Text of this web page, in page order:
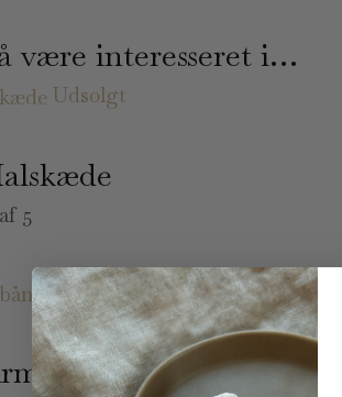
være interesseret i…
Udsolgt
5
Udsolgt